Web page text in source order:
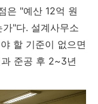
은 "예산 12억 원
"다. 설계사무소
할 기준이 없으면
준공 후 2~3년